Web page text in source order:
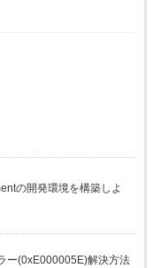
の開発環境を構築しよ
ー(0xE000005E)解決方法